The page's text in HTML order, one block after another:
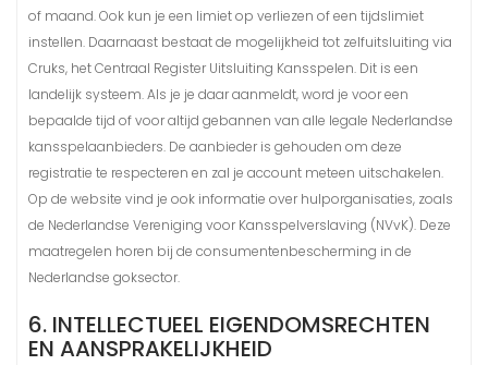
of maand. Ook kun je een limiet op verliezen of een tijdslimiet
instellen. Daarnaast bestaat de mogelijkheid tot zelfuitsluiting via
Cruks, het Centraal Register Uitsluiting Kansspelen. Dit is een
landelijk systeem. Als je je daar aanmeldt, word je voor een
bepaalde tijd of voor altijd gebannen van alle legale Nederlandse
kansspelaanbieders. De aanbieder is gehouden om deze
registratie te respecteren en zal je account meteen uitschakelen.
Op de website vind je ook informatie over hulporganisaties, zoals
de Nederlandse Vereniging voor Kansspelverslaving (NVvK). Deze
maatregelen horen bij de consumentenbescherming in de
Nederlandse goksector.
6. INTELLECTUEEL EIGENDOMSRECHTEN
EN AANSPRAKELIJKHEID